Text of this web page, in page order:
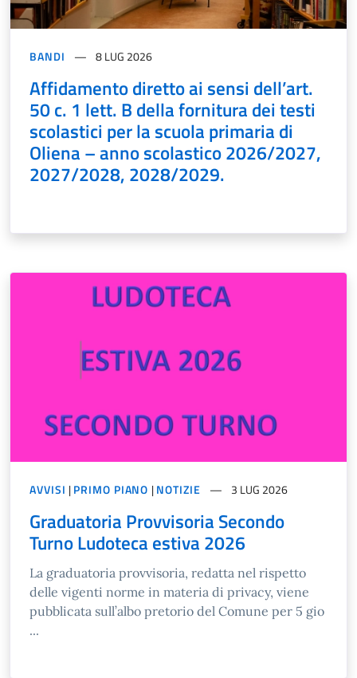
BANDI 8 LUG 2026
Affidamento diretto ai sensi dell’art.
50 c. 1 lett. B della fornitura dei testi
scolastici per la scuola primaria di
Oliena – anno scolastico 2026/2027,
2027/2028, 2028/2029.
AVVISI |PRIMO PIANO |NOTIZIE 3 LUG 2026
Graduatoria Provvisoria Secondo
Turno Ludoteca estiva 2026
La graduatoria provvisoria, redatta nel rispetto
delle vigenti norme in materia di privacy, viene
pubblicata sull’albo pretorio del Comune per 5 gio
...